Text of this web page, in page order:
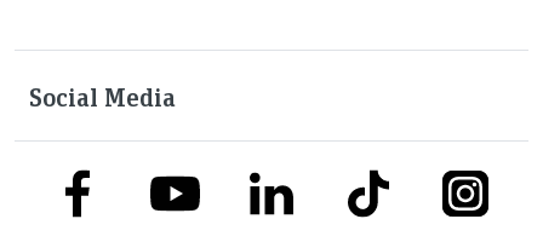
Social Media
link to facebooklink to youtubelink to linkedinlink to tiktok link to